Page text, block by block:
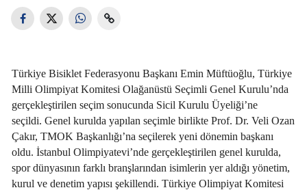
Türkiye Bisiklet Federasyonu Başkanı Emin Müftüoğlu, Türkiye
Milli Olimpiyat Komitesi Olağanüstü Seçimli Genel Kurulu’nda
gerçekleştirilen seçim sonucunda Sicil Kurulu Üyeliği’ne
seçildi. Genel kurulda yapılan seçimle birlikte Prof. Dr. Veli Ozan
Çakır, TMOK Başkanlığı’na seçilerek yeni dönemin başkanı
oldu. İstanbul Olimpiyatevi’nde gerçekleştirilen genel kurulda,
spor dünyasının farklı branşlarından isimlerin yer aldığı yönetim,
kurul ve denetim yapısı şekillendi. Türkiye Olimpiyat Komitesi